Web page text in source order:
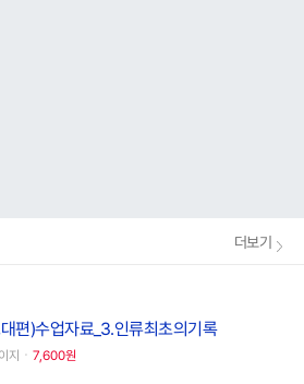
더보기
편)수업자료_3.인류최초의기록
지ㆍ 7,600원